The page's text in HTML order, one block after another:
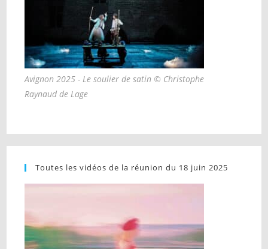
Avignon 2025 - Le soulier de satin © Christophe
Raynaud de Lage
Toutes les vidéos de la réunion du 18 juin 2025